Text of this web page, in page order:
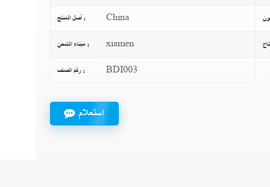
أصل المنتج : China
ميناء الشحن : xiamen
رقم الصنف : BDI003
استعلام